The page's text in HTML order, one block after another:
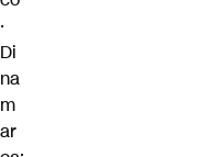
·
Di
na
m
ar